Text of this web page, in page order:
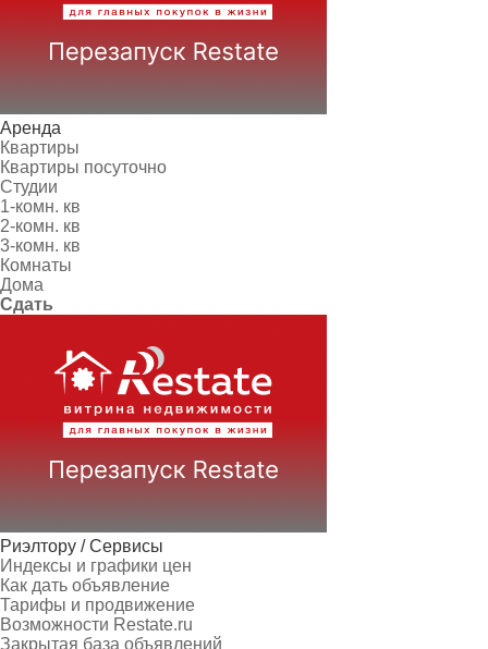
Аренда
Квартиры
Квартиры посуточно
Студии
1-комн. кв
2-комн. кв
3-комн. кв
Комнаты
Дома
Сдать
Риэлтору / Сервисы
Индексы и графики цен
Как дать объявление
Тарифы и продвижение
Возможности Restate.ru
Закрытая база объявлений